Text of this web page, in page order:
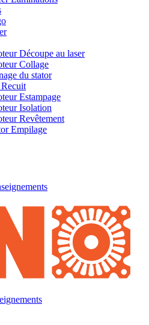
Découpe au laser
Collage
du stator
Estampage
Isolation
Revêtement
Empilage